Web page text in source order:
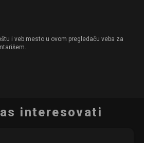
i veb mesto u ovom pregledaču veba za
interesovati